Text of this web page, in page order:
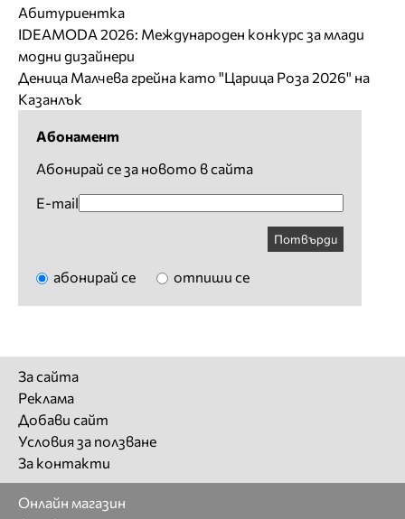
Абитуриентка
IDEAMODA 2026: Международен конкурс за млади
модни дизайнери
Деница Малчева грейна като "Царица Роза 2026" на
Казанлък
Абонамент
Абонирай се за новото в сайта
E-mail
Потвърди
абонирай се отпиши се
За сайта
Реклама
Добави сайт
Условия за ползване
За контакти
Онлайн магазин